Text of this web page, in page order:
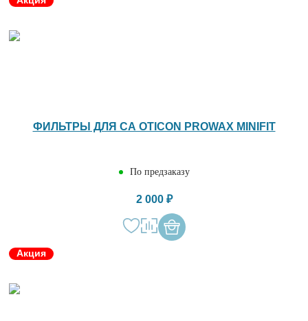
ФИЛЬТРЫ ДЛЯ СА OTICON PROWAX MINIFIT
По предзаказу
2 000 ₽
Акция